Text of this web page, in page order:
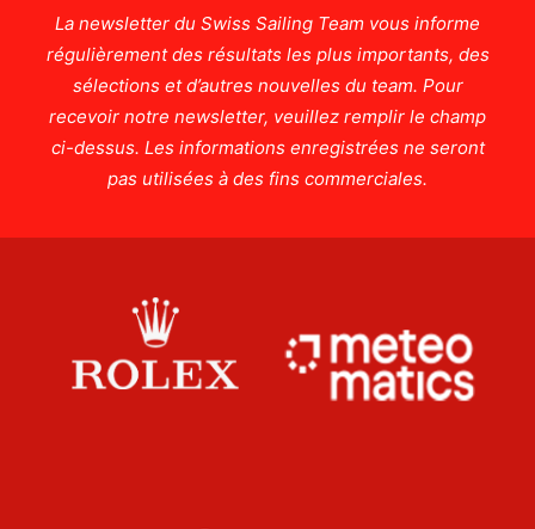
La newsletter du Swiss Sailing Team vous informe
régulièrement des résultats les plus importants, des
sélections et d’autres nouvelles du team. Pour
recevoir notre newsletter, veuillez remplir le champ
ci-dessus. Les informations enregistrées ne seront
pas utilisées à des fins commerciales.